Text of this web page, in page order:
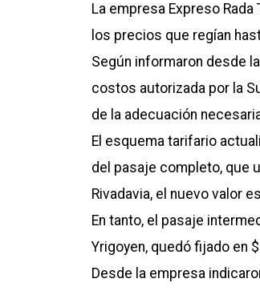
La empresa Expreso
los precios que regían
Según informaron desde
costos autorizada por la
de la adecuación
El esquema tarifario
del pasaje completo, que
Rivadavia, el nuevo valor
En tanto, el pasaje
Yrigoyen, quedó fijado en
Desde la empresa